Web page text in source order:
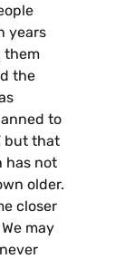
years
them
the
to
but that
has not
older.
closer
may